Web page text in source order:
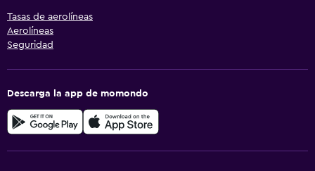
Tasas de aerolíneas
Aerolíneas
Seguridad
Descarga la app de momondo